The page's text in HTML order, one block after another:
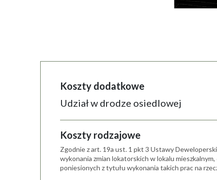
Koszty dodatkowe
Udział w drodze osiedlowej
Koszty rodzajowe
Zgodnie z art. 19a ust. 1 pkt 3 Ustawy
wykonania zmian lokatorskich w lokalu
poniesionych z tytułu wykonania takich prac na